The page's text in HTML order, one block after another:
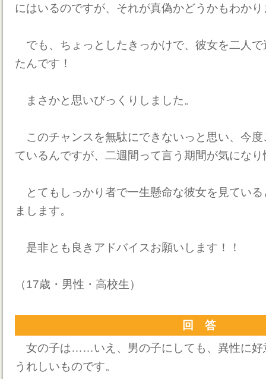
にはいるのですが、それが真偽かどうかもわか
でも、ちょっとしたきっかけで、彼女を二人
たんです！
まさかと思いびっくりしました。
このチャンスを無駄にできないっと思い、今
ているんですが、二週間って言う期間が気にな
とてもしっかり者で一生懸命な彼女を見てい
まします。
是非とも良きアドバイスお願いします！！
（17歳・男性・高校生）
回 答
女の子は……いえ、男の子にしても、異性に好
うれしいものです。